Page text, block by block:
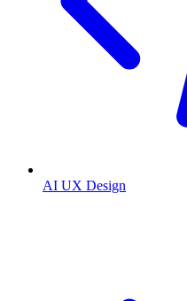
AI UX Design